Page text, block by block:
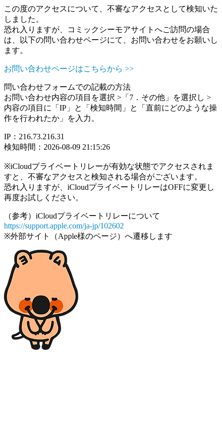
この度のアクセスについて、不審なアクセスとして検知いた
しました。
恐れ入りますが、コミックシーモアサイトへご訪問の場合
は、以下の問い合わせページにて、お問い合わせをお願いし
ます。
お問い合わせページはこちらから >>
問い合わせフォームでの記載の方法
お問い合わせ内容の項目を選択 >「7．その他」を選択し >
内容の項目に「IP」と「検知時間」と「直前にどのような操
作を行われたか」を入力。
IP：216.73.216.31
検知時間：2026-08-09 21:15:26
※iCloudプライベートリレーが有効な状態でアクセスされま
すと、不審なアクセスと検知される場合がございます。
恐れ入りますが、iCloudプライベートリレーはOFFに変更し
再度お試しください。
（参考）iCloudプライベートリレーについて
https://support.apple.com/ja-jp/102602
※外部サイト（Apple様のページ）へ遷移します